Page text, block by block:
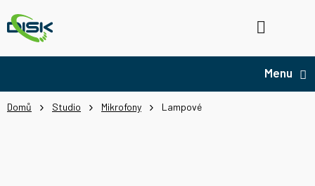
na
obsah
Domů Studio Mikrofony Lampové